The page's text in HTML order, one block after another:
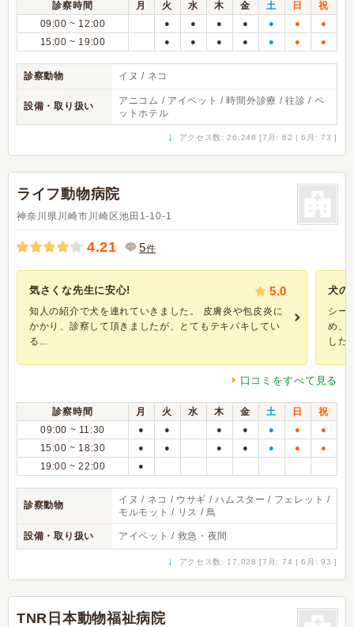
診察時間 月 火 水 木 金 土 日
祝
09:00 ~ 12:00
● ● ● ● ● ● ●
15:00 ~ 19:00 ● ● ● ● ● ● ●
診察動物 イヌ / ネコ
設備・取り扱い
アニコム / アイペット / 時間外診療 / 往診 / ペ
ットホテル
↓ アクセス数: 26,248 [7月: 62 | 6月: 73 ]
ライフ動物病院
神奈川県川崎市川崎区池田1-10-1
4.21 5件
気さくな先生に安心! 5.0
知人の紹介で犬を連れていきました。 皮膚炎や包皮炎に
かかり、診察して頂きましたが、とてもテキパキしてい
る...
犬の
シー
め、
した
口コミをすべて見る
診察時間 月 火 水 木 金 土 日
祝
09:00 ~ 11:30
● ● ● ● ● ● ●
15:00 ~ 18:30 ● ● ● ● ● ● ●
19:00 ~ 22:00 ●
診察動物
イヌ / ネコ / ウサギ / ハムスター / フェレット /
モルモット / リス / 鳥
設備・取り扱い アイペット / 救急・夜間
↓ アクセス数: 17,028 [7月: 74 | 6月: 93 ]
TNR日本動物福祉病院